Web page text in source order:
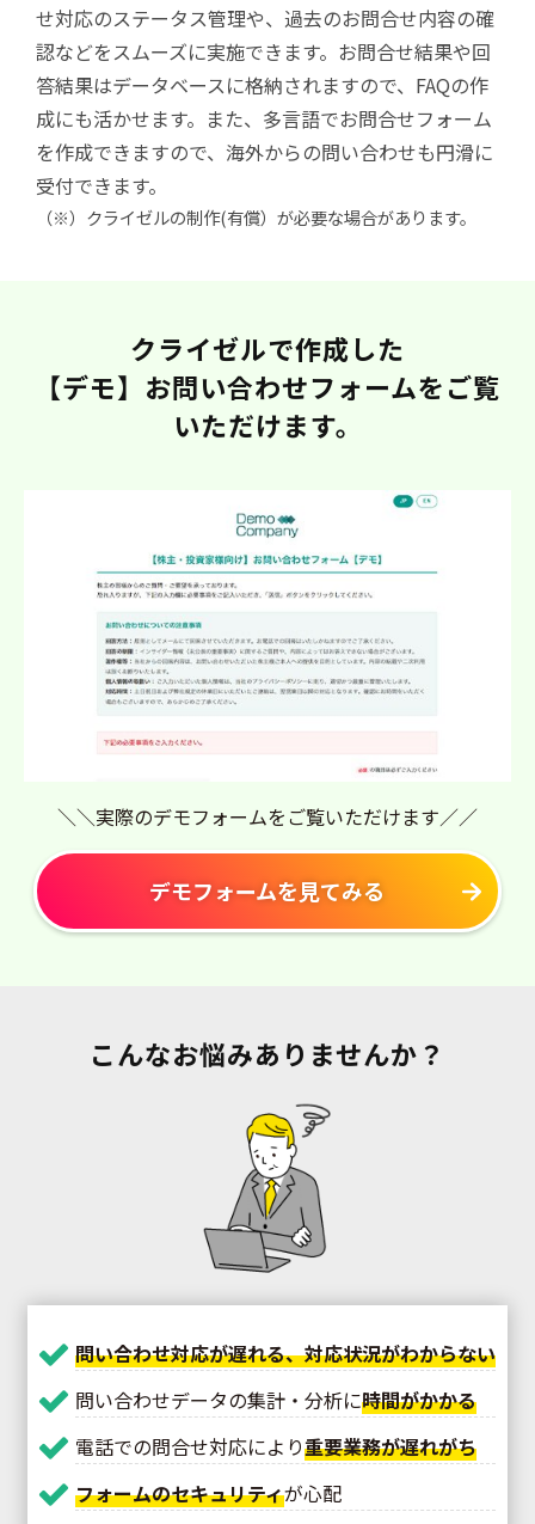
せ対応のステータス管理や、過去のお問合せ内容の確
認などをスムーズに実施できます。お問合せ結果や回
答結果はデータベースに格納されますので、FAQの作
成にも活かせます。また、多言語でお問合せフォーム
を作成できますので、海外からの問い合わせも円滑に
受付できます。
（※） クライゼルの制作(有償）が必要な場合があります。
クライゼルで作成した
【デモ】お問い合わせフォームをご覧
いただけます。
＼＼実際のデモフォームをご覧いただけます／／
デモフォームを見てみる
こんなお悩みありませんか？
問い合わせ対応が遅れる、対応状況がわからない
問い合わせデータの集計・分析に時間がかかる
電話での問合せ対応により重要業務が遅れがち
フォームのセキュリティが心配